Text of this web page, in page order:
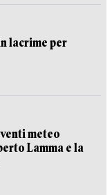
lacrime per
meteo
Lamma e la